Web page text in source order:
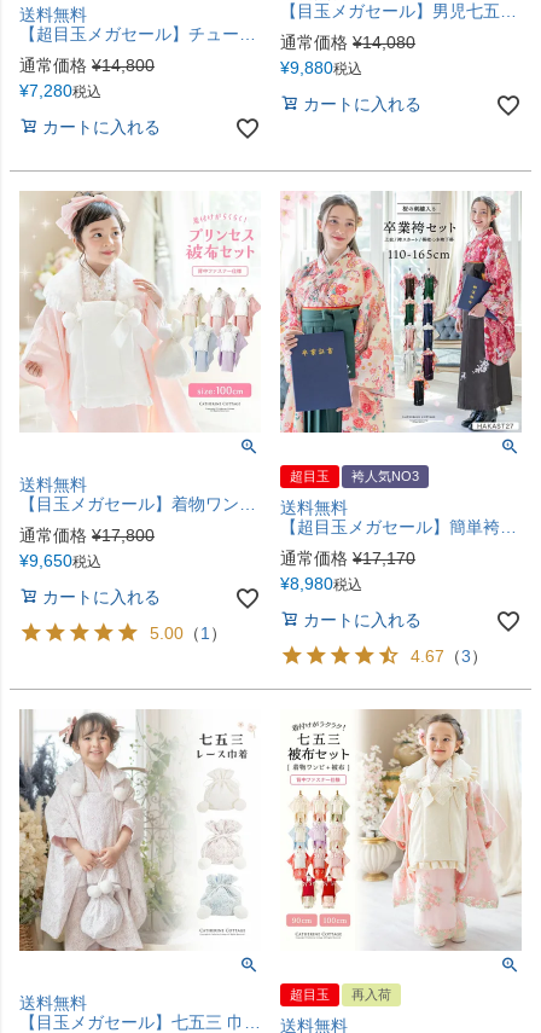
送料無料
【超目玉メガセール】チュールフリルエプロン+着物ワンピースセット 七五三 753 女の子 キッズ 被布エプロン エプロン着物 着物風 アンティーク柄 花柄 古典柄 赤 ピンク オレンジ 青 キャサリンコテージ TAK
通常価格 ¥14,800
¥7,280税込
カートに入れる
【目玉メガセール】男児七五三 3歳着物＆被布セット 和装 753 着物 男女兼用 男子 女子 女の子 3才 3歳 三歳 記念撮影 グレー ベージュ ブルー 青 紺 TAK キャサリンコテージ
通常価格 ¥14,080
¥9,880税込
カートに入れる
送料無料
【目玉メガセール】着物ワンピース+ファー襟被布和姫セット 着脱カンタン 七五三 3歳女の子 TAK
通常価格 ¥17,800
¥9,650税込
カートに入れる
5.00 （1 ）
超目玉 袴人気NO3
送料無料
【超目玉メガセール】簡単袴セット 京都絵師描き下ろし新柄 2025年3月卒業 着付け かんたん袴 袴セット 小学校 卒業式 卒園式 女の子 袴 保育園 年長袴 簡単着付け 刺繍入り 和装 着物 七五三 [再入荷なし・在庫限り] キャサリンコテージ TAK
通常価格 ¥17,170
¥8,980税込
カートに入れる
4.67 （3）
送料無料
【目玉メガセール】七五三 巾着バッグ ポンポンレース巾着 和装アクセサリー TAK
超目玉 再入荷
送料無料